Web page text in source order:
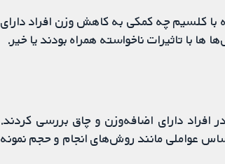
کلسیم چه کمکی به کاهش وزن افراد دارای
با تاثیرات ناخواسته همراه بودند یا خیر.
دارای اضافه‌وزن و چاق بررسی کردند.
عواملی مانند روش‌های انجام و حجم نمونه